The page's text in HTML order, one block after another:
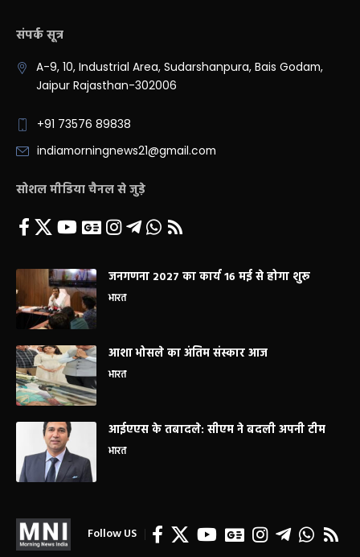
संपर्क सूत्र
A-9, 10, Industrial Area, Sudarshanpura, Bais Godam,
Jaipur Rajasthan-302006
+91 73576 89838
indiamorningnews21@gmail.com
सोशल मीडिया चैनल से जुड़े
जनगणना 2027 का कार्य 16 मई से होगा शुरू
भारत
आशा भोसले का अंतिम संस्कार आज
भारत
आईएएस के तबादले: सीएम ने बदली अपनी टीम
भारत
Follow US